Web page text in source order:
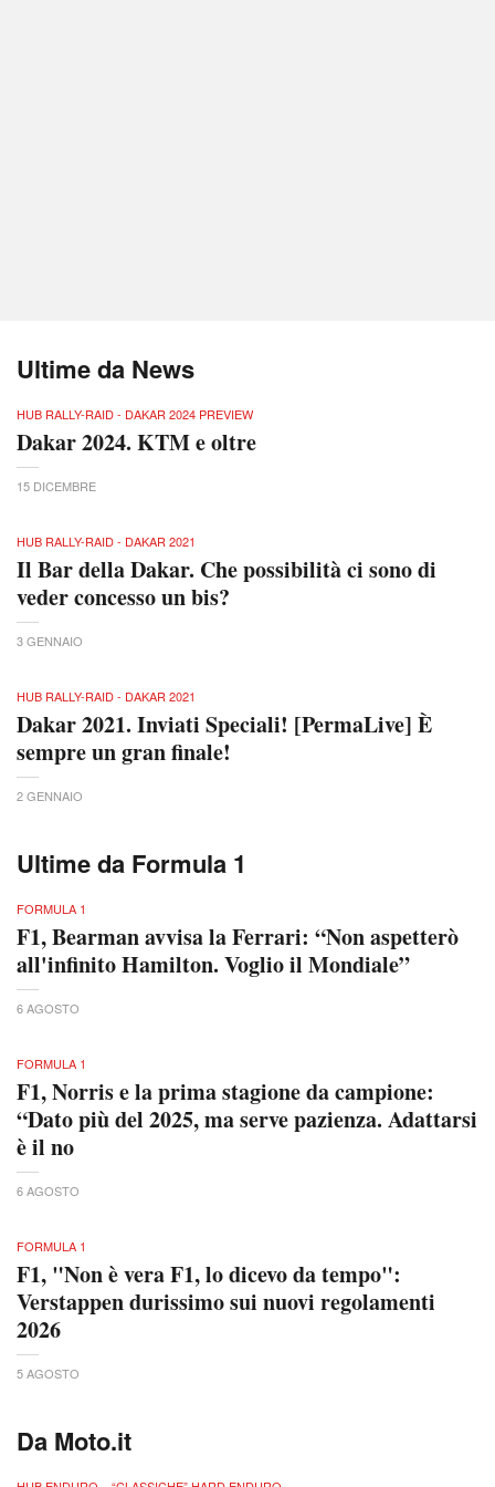
Ultime da News
HUB RALLY-RAID - DAKAR 2024 PREVIEW
Dakar 2024. KTM e oltre
15 DICEMBRE
HUB RALLY-RAID - DAKAR 2021
Il Bar della Dakar. Che possibilità ci sono di
veder concesso un bis?
3 GENNAIO
HUB RALLY-RAID - DAKAR 2021
Dakar 2021. Inviati Speciali! [PermaLive] È
sempre un gran finale!
2 GENNAIO
Ultime da Formula 1
FORMULA 1
F1, Bearman avvisa la Ferrari: “Non aspetterò
all'infinito Hamilton. Voglio il Mondiale”
6 AGOSTO
FORMULA 1
F1, Norris e la prima stagione da campione:
“Dato più del 2025, ma serve pazienza. Adattarsi
è il no
6 AGOSTO
FORMULA 1
F1, "Non è vera F1, lo dicevo da tempo":
Verstappen durissimo sui nuovi regolamenti
2026
5 AGOSTO
Da Moto.it